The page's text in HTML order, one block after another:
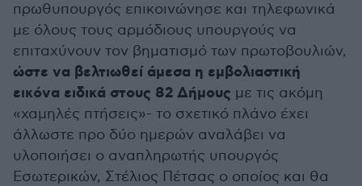
πρωθυπουργός επικοινώνησε και τηλεφωνικά
με όλους τους αρμόδιους υπουργούς να
επιταχύνουν τον βηματισμό των πρωτοβουλιών,
ώστε να βελτιωθεί άμεσα η εμβολιαστική
εικόνα ειδικά στους 82 Δήμους με τις ακόμη
«χαμηλές πτήσεις»- το σχετικό πλάνο έχει
άλλωστε προ δύο ημερών αναλάβει να
υλοποιήσει ο αναπληρωτής υπουργός
Εσωτερικών, Στέλιος Πέτσας ο οποίος και θα